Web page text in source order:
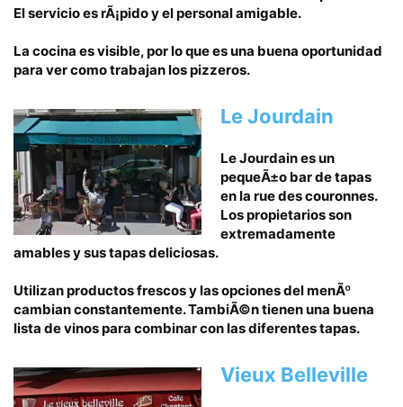
El servicio es rÃ¡pido y el personal amigable.
La cocina es visible, por lo que es una buena oportunidad
para ver como trabajan los pizzeros.
Le Jourdain
Le Jourdain es un
pequeÃ±o bar de tapas
en la rue des couronnes.
Los propietarios son
extremadamente
amables y sus tapas deliciosas.
Utilizan productos frescos y las opciones del menÃº
cambian constantemente. TambiÃ©n tienen una buena
lista de vinos para combinar con las diferentes tapas.
Vieux Belleville